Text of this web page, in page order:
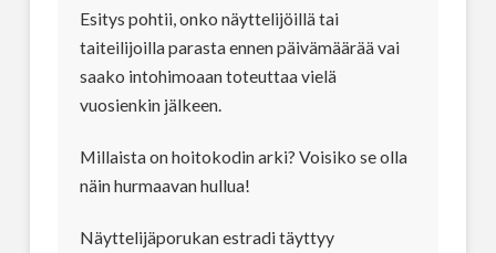
Esitys pohtii, onko näyttelijöillä tai
taiteilijoilla parasta ennen päivämäärää vai
saako intohimoaan toteuttaa vielä
vuosienkin jälkeen.
Millaista on hoitokodin arki? Voisiko se olla
näin hurmaavan hullua!
Näyttelijäporukan estradi täyttyy